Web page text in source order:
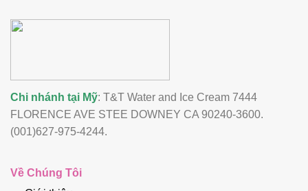
Chi nhánh tại Mỹ: T&T Water and Ice Cream 7444
FLORENCE AVE STEE DOWNEY CA 90240-3600.
(001)627-975-4244.
Về Chúng Tôi